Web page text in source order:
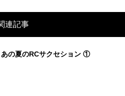
連記事
の夏のRCサクセション ①